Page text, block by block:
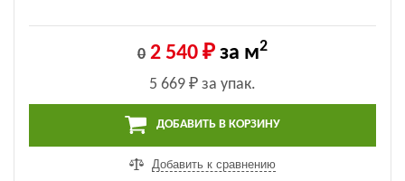
0 2 540 ₽ за м2
5 669 ₽ за упак.
ДОБАВИТЬ В КОРЗИНУ
Добавить к сравнению